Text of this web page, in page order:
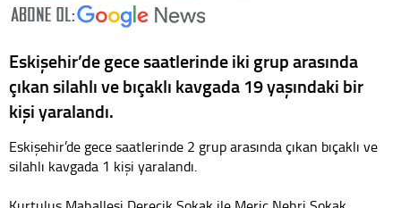
Eskişehir’de gece saatlerinde iki grup arasında
çıkan silahlı ve bıçaklı kavgada 19 yaşındaki bir
kişi yaralandı.
Eskişehir’de gece saatlerinde 2 grup arasında çıkan bıçaklı ve
silahlı kavgada 1 kişi yaralandı.